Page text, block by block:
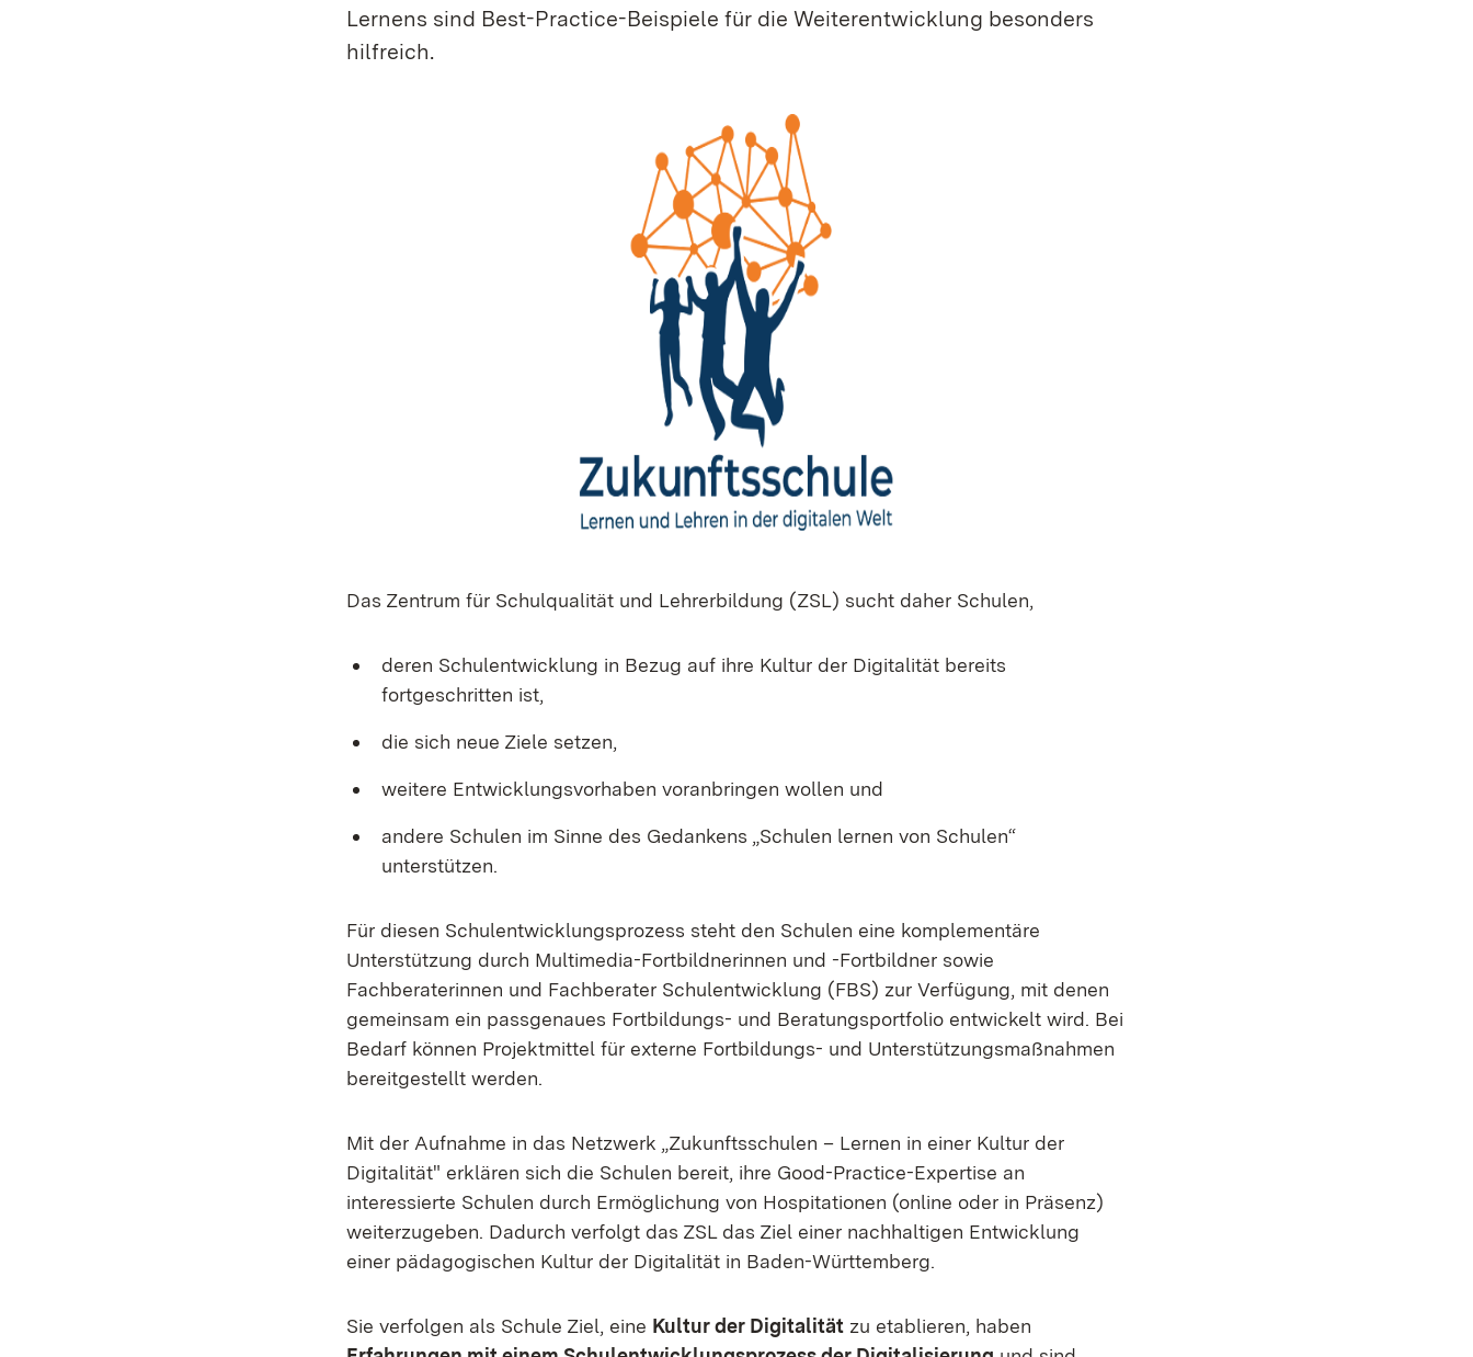
Lernens sind Best-Practice-Beispiele für die Weiterentwicklung besonders
hilfreich.
Das Zentrum für Schulqualität und Lehrerbildung (ZSL) sucht daher Schulen,
deren Schulentwicklung in Bezug auf ihre Kultur der Digitalität bereits
fortgeschritten ist,
die sich neue Ziele setzen,
weitere Entwicklungsvorhaben voranbringen wollen und
andere Schulen im Sinne des Gedankens „Schulen lernen von Schulen“
unterstützen.
Für diesen Schulentwicklungsprozess steht den Schulen eine komplementäre
Unterstützung durch Multimedia-Fortbildnerinnen und -Fortbildner sowie
Fachberaterinnen und Fachberater Schulentwicklung (FBS) zur Verfügung, mit denen
gemeinsam ein passgenaues Fortbildungs- und Beratungsportfolio entwickelt wird. Bei
Bedarf können Projektmittel für externe Fortbildungs- und Unterstützungsmaßnahmen
bereitgestellt werden.
Mit der Aufnahme in das Netzwerk „Zukunftsschulen – Lernen in einer Kultur der
Digitalität" erklären sich die Schulen bereit, ihre Good-Practice-Expertise an
interessierte Schulen durch Ermöglichung von Hospitationen (online oder in Präsenz)
weiterzugeben. Dadurch verfolgt das ZSL das Ziel einer nachhaltigen Entwicklung
einer pädagogischen Kultur der Digitalität in Baden-Württemberg.
Sie verfolgen als Schule Ziel, eine Kultur der Digitalität zu etablieren, haben